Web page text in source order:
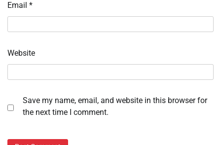
Email *
Website
Save my name, email, and website in this browser for
the next time I comment.